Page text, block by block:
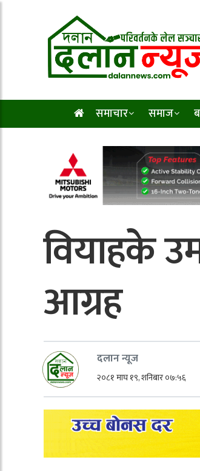
समाचार समाज
वियाहके
आग्रह
दलान न्यूज
२०८१ माघ १९, शनिबार ०७:५६